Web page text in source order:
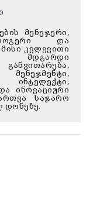
მენეჯერი,
და
კვლევითი
მდგარდი
ინოვაციური
საჯარო
დონეზე.